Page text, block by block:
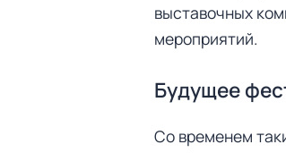
выставочных
мероприятий.
Будущее
Со временем